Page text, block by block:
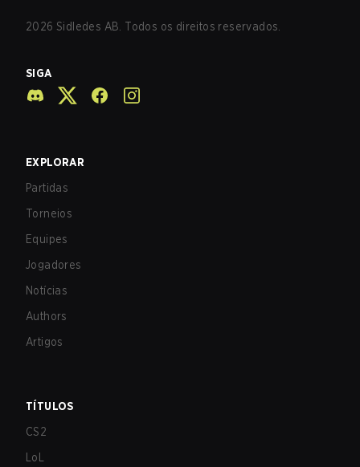
2026 Sidledes AB. Todos os direitos reservados.
SIGA
EXPLORAR
Partidas
Torneios
Equipes
Jogadores
Notícias
Authors
Artigos
TÍTULOS
CS2
LoL